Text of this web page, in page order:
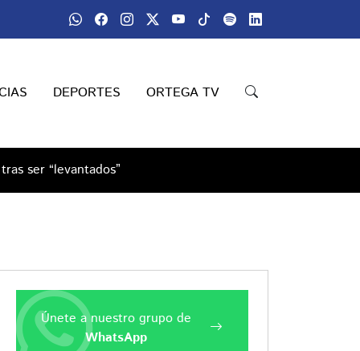
DEPORTES ORTEGA TV
ser “levantados”
Únete a nuestro grupo de
WhatsApp